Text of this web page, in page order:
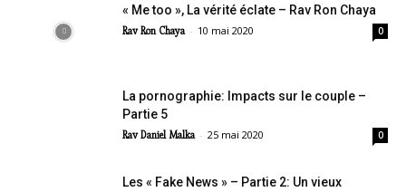
« Me too », La vérité éclate – Rav Ron Chaya
Rav Ron Chaya - 10 mai 2020 0
La pornographie: Impacts sur le couple –
Partie 5
Rav Daniel Malka - 25 mai 2020 0
Les « Fake News » – Partie 2: Un vieux